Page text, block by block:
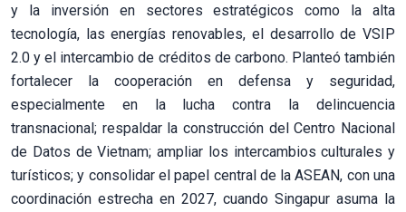
y la inversión en sectores estratégicos como la alta
tecnología, las energías renovables, el desarrollo de VSIP
2.0 y el intercambio de créditos de carbono. Planteó también
fortalecer la cooperación en defensa y seguridad,
especialmente en la lucha contra la delincuencia
transnacional; respaldar la construcción del Centro Nacional
de Datos de Vietnam; ampliar los intercambios culturales y
turísticos; y consolidar el papel central de la ASEAN, con una
coordinación estrecha en 2027, cuando Singapur asuma la